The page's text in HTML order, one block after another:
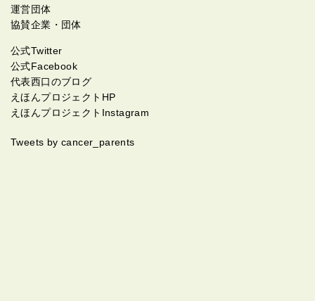
運営団体
協賛企業・団体
公式Twitter
公式Facebook
代表西口のブログ
えほんプロジェクトHP
えほんプロジェクトInstagram
Tweets by cancer_parents